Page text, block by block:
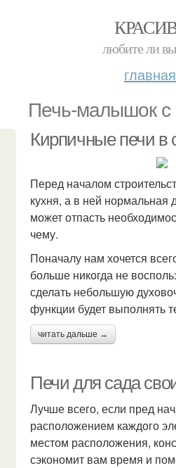
любите ли
главная
Печь-малышок с
Кирпичные печи в
Перед началом
кухня, а в ней нормальная
может отпасть
чему.
Поначалу нам хочется
больше никогда не
сделать небольшую
функции будет выполнять
читать дальше →
Печи для сада
Лучше всего, если пред
расположением каждого
местом расположения,
сэкономит вам время и